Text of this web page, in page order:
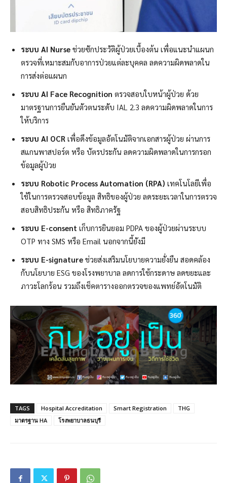
ระบบ AI Nurse ช่วยซักประวัติผู้ป่วยเบื้องต้น เพื่อแนะนำแผนก
ตรวจที่เหมาะสมกับอาการป่วยแต่ละบุคคล ลดความผิดพลาดใน
การส่งต่อแผนก
ระบบ AI Face Recognition ตรวจสอบใบหน้าผู้ป่วย ด้วย
มาตรฐานการยืนยันตัวตนระดับ IAL 2.3 ลดความผิดพลาดในการ
ให้บริการ
ระบบ AI OCR เพื่อดึงข้อมูลอัตโนมัติจากเอกสารผู้ป่วย ผ่านการ
สแกนพาสปอร์ต หรือ บัตรประกัน ลดความผิดพลาดในการกรอก
ข้อมูลผู้ป่วย
ระบบ Robotic Process Automation (RPA) เทคโนโลยีเพื่อ
ใช้ในการตรวจสอบข้อมูล สิทธิของผู้ป่วย ลดระยะเวลาในการตรวจ
สอบสิทธิประกัน หรือ สิทธิภาครัฐ
ระบบ E-consent เก็บการยินยอม PDPA ของผู้ป่วยผ่านระบบ
OTP ทาง SMS หรือ Email นอกจากนี้ยังมี
ระบบ E-signature ช่วยส่งเสริมนโยบายความยั่งยืน สอดคล้อง
กับนโยบาย ESG ของโรงพยาบาล ลดการใช้กระดาษ ลดขยะและ
ภาวะโลกร้อน รวมถึงเช็คตารางออกตรวจของแพทย์อัตโนมัติ
TAGS Hospital Accreditation Smart Registration
THG
มาตรฐาน HA
โรงพยาบาลธนบุรี